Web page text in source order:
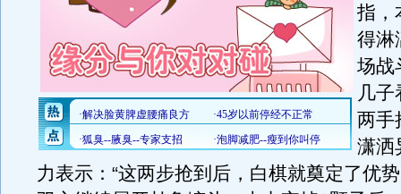
指，
得淋
场战
几
两手
潇洒
力表示：“这两步抢到后，白棋就奠定了优